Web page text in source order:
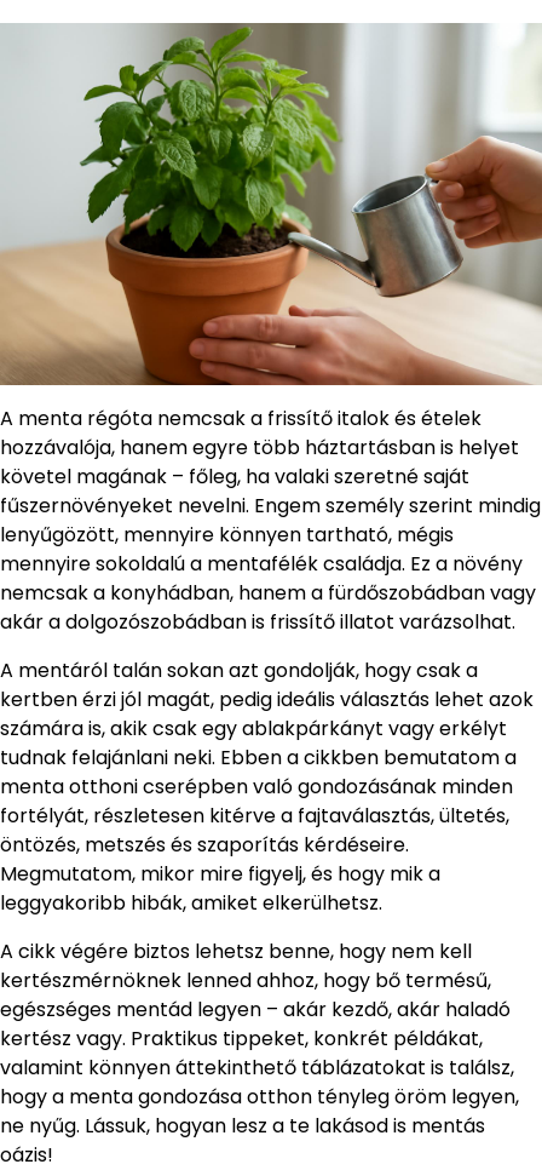
A menta régóta nemcsak a frissítő italok és ételek
hozzávalója, hanem egyre több háztartásban is helyet
követel magának – főleg, ha valaki szeretné saját
fűszernövényeket nevelni. Engem személy szerint mindig
lenyűgözött, mennyire könnyen tartható, mégis
mennyire sokoldalú a mentafélék családja. Ez a növény
nemcsak a konyhádban, hanem a fürdőszobádban vagy
akár a dolgozószobádban is frissítő illatot varázsolhat.
A mentáról talán sokan azt gondolják, hogy csak a
kertben érzi jól magát, pedig ideális választás lehet azok
számára is, akik csak egy ablakpárkányt vagy erkélyt
tudnak felajánlani neki. Ebben a cikkben bemutatom a
menta otthoni cserépben való gondozásának minden
fortélyát, részletesen kitérve a fajtaválasztás, ültetés,
öntözés, metszés és szaporítás kérdéseire.
Megmutatom, mikor mire figyelj, és hogy mik a
leggyakoribb hibák, amiket elkerülhetsz.
A cikk végére biztos lehetsz benne, hogy nem kell
kertészmérnöknek lenned ahhoz, hogy bő termésű,
egészséges mentád legyen – akár kezdő, akár haladó
kertész vagy. Praktikus tippeket, konkrét példákat,
valamint könnyen áttekinthető táblázatokat is találsz,
hogy a menta gondozása otthon tényleg öröm legyen,
ne nyűg. Lássuk, hogyan lesz a te lakásod is mentás
oázis!